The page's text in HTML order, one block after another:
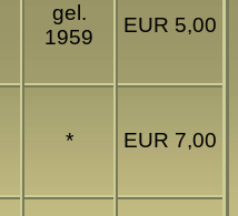
gel.
1959
EUR 5,00
* EUR 7,00